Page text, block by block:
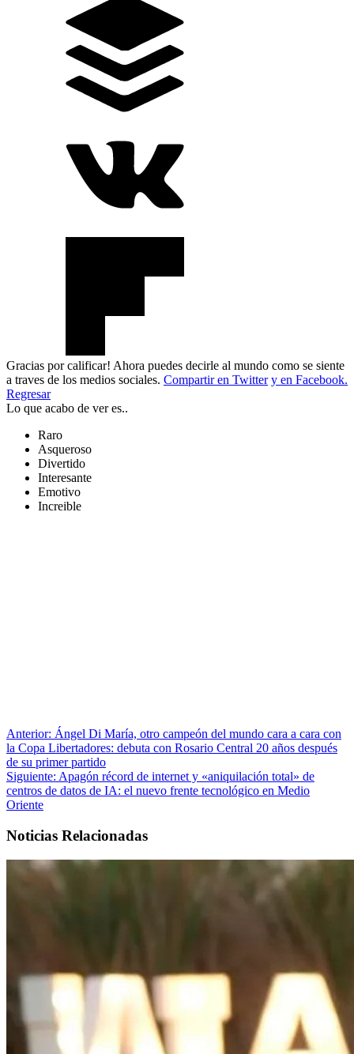
Gracias por calificar! Ahora puedes decirle al mundo como se siente
a traves de los medios sociales. Compartir en Twitter y en Facebook.
Regresar
Lo que acabo de ver es..
Raro
Asqueroso
Divertido
Interesante
Emotivo
Increible
Anterior: Ángel Di María, otro campeón del mundo cara a cara con
la Copa Libertadores: debuta con Rosario Central 20 años después
de su primer partido
Siguiente: Apagón récord de internet y «aniquilación total» de
centros de datos de IA: el nuevo frente tecnológico en Medio
Oriente
Noticias Relacionadas